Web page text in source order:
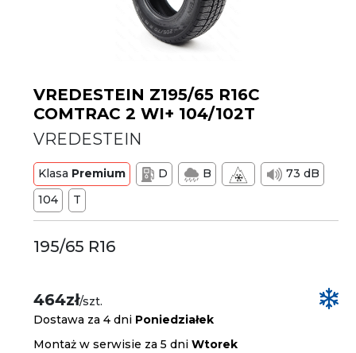
VREDESTEIN Z195/65 R16C
COMTRAC 2 WI+ 104/102T
VREDESTEIN
Klasa Premium D B
73 dB
104
T
195/65 R16
464zł/szt.
Dostawa za 4 dni Poniedziałek
Montaż w serwisie za 5 dniWtorek